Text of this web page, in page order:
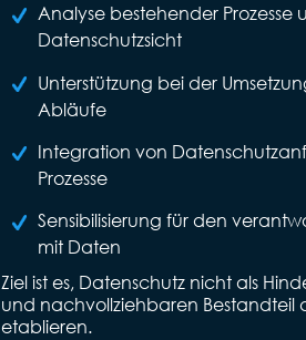
Analyse bestehender Prozesse
Datenschutzsicht
Unterstützung bei der
Abläufe
Integration von
Prozesse
Sensibilisierung für den
mit Daten
Ziel ist es, Datenschutz nicht als
und nachvollziehbaren Bestandteil
etablieren.